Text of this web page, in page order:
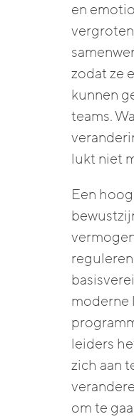
en
zodat ze
kunnen
teams.
lukt niet
Een
moderne
leiders
zich aan
om te